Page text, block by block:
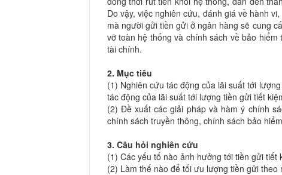
Do vậy, việc nghiên cứu, đánh giá về hành
mà người gửi tiền gửi ở ngân hàng sẽ cung
vỡ toàn hệ thống và chính sách về bảo
tài chính.
2. Mục tiêu
(1) Nghiên cứu tác động của lãi suất tới
tác động của lãi suất tới lượng tiền gửi tiết
(2) Đề xuất các giải pháp và hàm ý chính
chính sách truyền thông, chính sách bảo
3. Câu hỏi nghiên cứu
(1) Các yếu tố nào ảnh hưởng tới tiền gửi
(2) Làm thế nào để tối ưu lượng tiền gửi